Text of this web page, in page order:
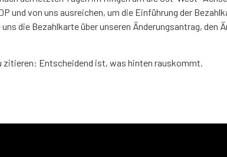
und von uns ausreichen, um die Einführung der
die Bezahlkarte über unseren Änderungsantrag, den
zitieren: Entscheidend ist, was hinten rauskommt.